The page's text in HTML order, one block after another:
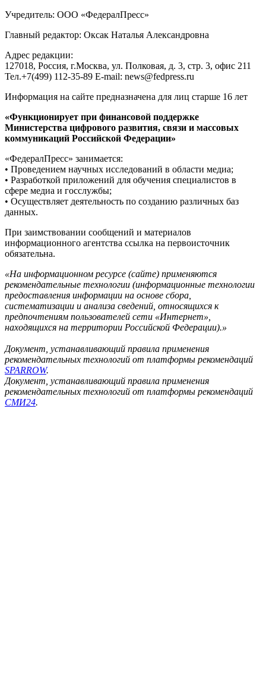
Учредитель: ООО «ФедералПресс»
Главный редактор: Оксак Наталья Александровна
Адрес редакции:
127018, Россия, г.Москва, ул. Полковая, д. 3, стр. 3, офис 211
Тел.+7(499) 112-35-89 E-mail: news@fedpress.ru
Информация на сайте предназначена для лиц старше 16 лет
«Функционирует при финансовой поддержке
Министерства цифрового развития, связи и массовых
коммуникаций Российской Федерации»
«ФедералПресс» занимается:
• Проведением научных исследований в области медиа;
• Разработкой приложений для обучения специалистов в
сфере медиа и госслужбы;
• Осуществляет деятельность по созданию различных баз
данных.
При заимствовании сообщений и материалов
информационного агентства ссылка на первоисточник
обязательна.
«На информационном ресурсе (сайте) применяются
рекомендательные технологии (информационные технологии
предоставления информации на основе сбора,
систематизации и анализа сведений, относящихся к
предпочтениям пользователей сети «Интернет»,
находящихся на территории Российской Федерации).»
Документ, устанавливающий правила применения
рекомендательных технологий от платформы рекомендаций
SPARROW.
Документ, устанавливающий правила применения
рекомендательных технологий от платформы рекомендаций
СМИ24.